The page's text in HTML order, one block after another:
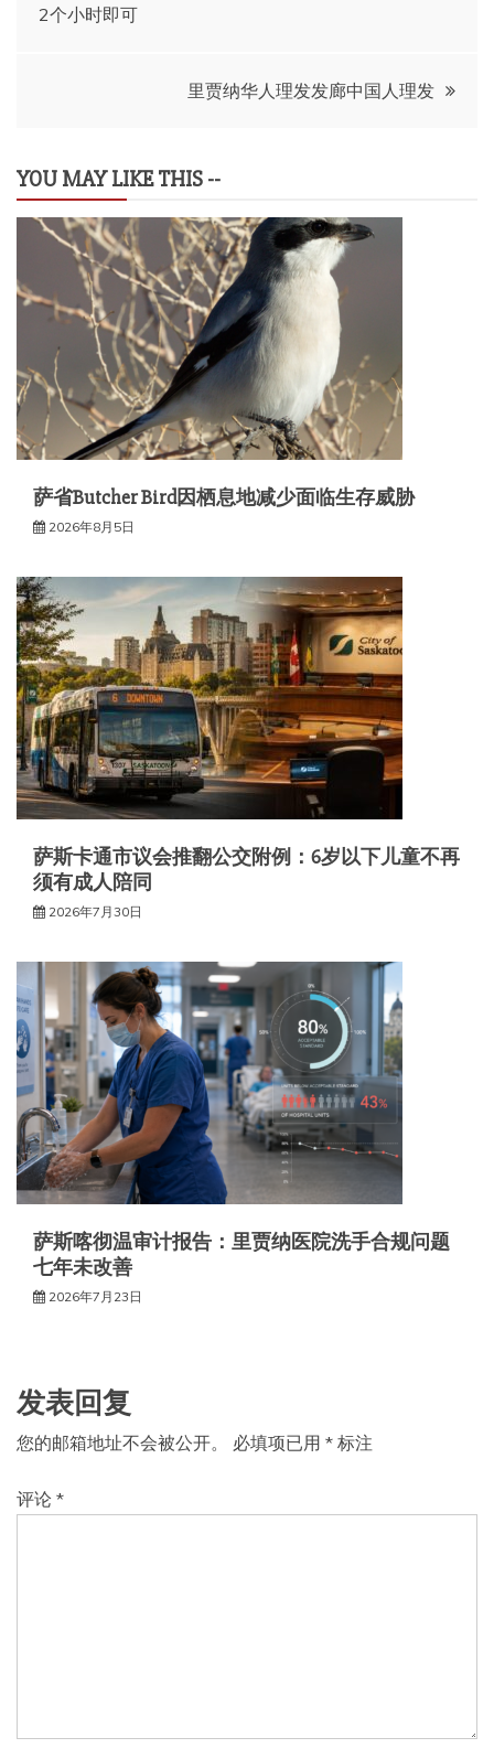
章
2个小时即可
里贾纳华人理发发廊中国人理发
YOU MAY LIKE THIS --
萨省Butcher Bird因栖息地减少面临生存威胁
2026年8月5日
萨斯卡通市议会推翻公交附例：6岁以下儿童不再
须有成人陪同
2026年7月30日
萨斯喀彻温审计报告：里贾纳医院洗手合规问题
七年未改善
2026年7月23日
发表回复
您的邮箱地址不会被公开。 必填项已用 * 标注
评论 *